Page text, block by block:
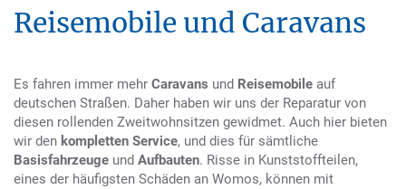
Reisemobile und Caravans
Es fahren immer mehr Caravans und Reisemobile auf
deutschen Straßen. Daher haben wir uns der Reparatur von
diesen rollenden Zweitwohnsitzen gewidmet. Auch hier bieten
wir den kompletten Service, und dies für sämtliche
Basisfahrzeuge und Aufbauten. Risse in Kunststoffteilen,
eines der häufigsten Schäden an Womos, können mit